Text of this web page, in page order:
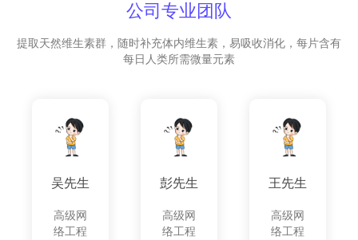
公司专业团队
提取天然维生素群，随时补充体内维生素，易吸收消化，每片含有
每日人类所需微量元素
吴先生
高级网
络工程
彭先生
高级网
络工程
王先生
高级网
络工程